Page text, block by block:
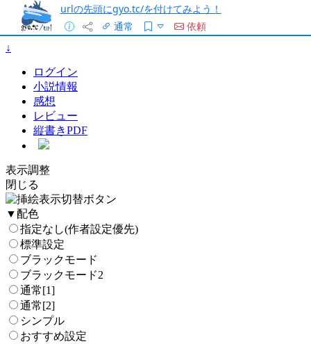
urlの先頭にgyo.tc/を付けてみよう！
通常
依頼